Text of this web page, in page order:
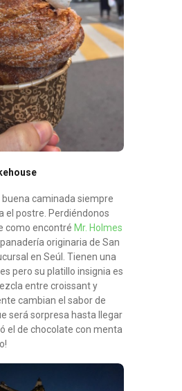
buena caminada siempre
el postre. Perdiéndonos
como encontré Mr. Holmes
originaria de San
en Seúl. Tienen una
pero su platillo insignia es
entre croissant y
cambian el sabor de
será sorpresa hasta llegar
el de chocolate con menta